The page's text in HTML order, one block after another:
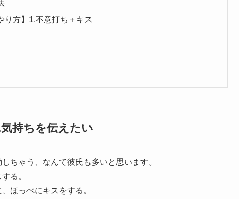
り方】1.不意打ち＋キス
持ちを伝えたい
ちゃう、なんて彼氏も多いと思います。
る。
ほっぺにキスをする。